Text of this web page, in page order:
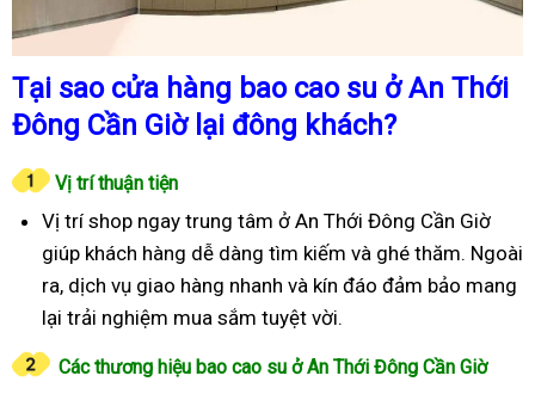
Tại sao cửa hàng bao cao su ở An Thới
Đông Cần Giờ lại đông khách?
Vị trí thuận tiện
Vị trí shop ngay trung tâm ở An Thới Đông Cần Giờ
giúp khách hàng dễ dàng tìm kiếm và ghé thăm. Ngoài
ra, dịch vụ giao hàng nhanh và kín đáo đảm bảo mang
lại trải nghiệm mua sắm tuyệt vời.
Các thương hiệu bao cao su ở An Thới Đông Cần Giờ